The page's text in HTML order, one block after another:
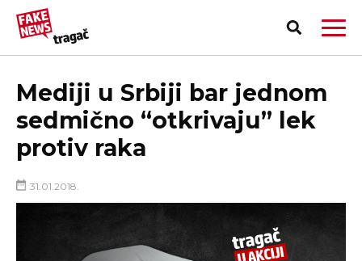
Mediji u Srbiji bar jednom
sedmično “otkrivaju” lek
protiv raka
31.01.2018.